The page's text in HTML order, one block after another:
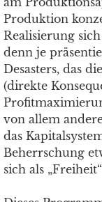
Produktion
Realisierung
denn je
Desasters, das
(direkte
von allem
das
Beherrschung
sich als